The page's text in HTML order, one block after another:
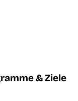
& Ziele